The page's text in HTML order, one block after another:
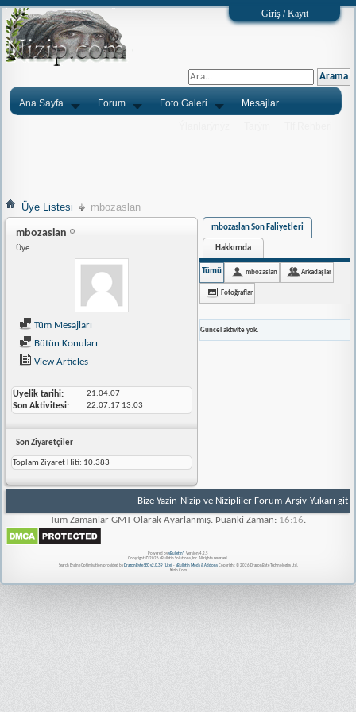
Giriş / Kayıt
Ana Sayfa Forum Foto Galeri Mesajlar
Üye Listesi mbozaslan
mbozaslan
Üye
Tüm Mesajları
Bütün Konuları
View Articles
Üyelik tarihi 21.04.07
Son Aktivitesi 22.07.17 13:03
Son Ziyaretçiler
Toplam Ziyaret Hiti: 10.383
mbozaslan Son Faliyetleri
Hakkımda
Tümü mbozaslan Arkadaşlar
Fotoğraflar
Güncel aktivite yok.
Bize Yazin Nizip ve Nizipliler Forum Arşiv Yukarı git
Tüm Zamanlar GMT Olarak Ayarlanmış. Þuanki Zaman: 16:16.
Powered by vBulletin® Version 4.2.5
Copyright © 2026 vBulletin Solutions, Inc. All rights reserved.
Search Engine Optimisation provided by DragonByte SEO v2.0.39 (Lite)- vBulletin Mods & AddonsCopyright © 2026 DragonByte Technologies Ltd.
Nizip.Com